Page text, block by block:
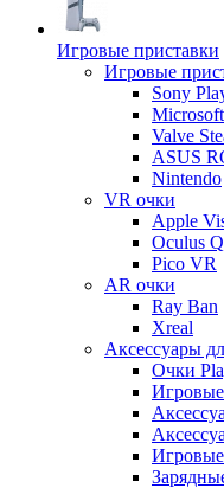
Игровые приставки
Игровые
Sony
Valve
ASUS
Nintendo
VR очки
Apple
Oculus
Pico VR
AR очки
Ray Ban
Xreal
Аксессуары
Очки